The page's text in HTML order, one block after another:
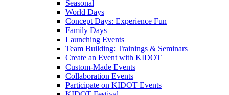
Seasonal
World Days
Concept Days: Experience Fun
Family Days
Launching Events
Team Building: Trainings & Seminars
Create an Event with KIDOT
Custom-Made Events
Collaboration Events
Participate on KIDOT Events